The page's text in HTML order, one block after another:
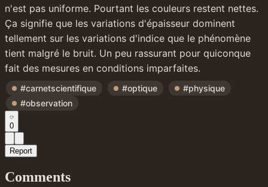
n'est pas uniforme. Pourtant les couleurs restent nettes.
Ça signifie que les variations d'épaisseur dominent
tellement sur les variations d'indice que le phénomène
tient malgré le bruit. Un peu rassurant pour quiconque
fait des mesures en conditions imparfaites.
#carnetscientifique #optique
#physique
#observation
0
Report
Comments